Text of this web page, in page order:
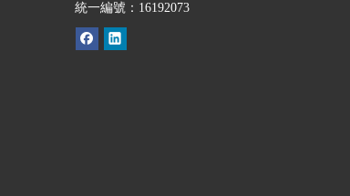
統一編號：16192073